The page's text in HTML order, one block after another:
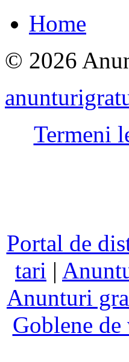
Home
© 2026
Termeni
Portal de
tari |
Anunturi
Goblene de